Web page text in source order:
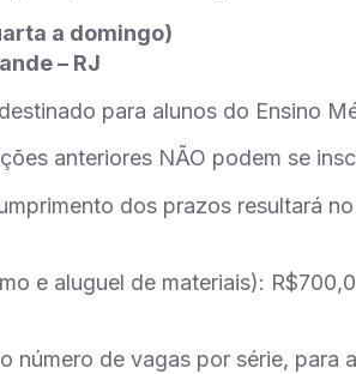
a domingo)
– RJ
para alunos do Ensino
anteriores NÃO podem se
dos prazos resultará
e aluguel de materiais):
número de vagas por série, para